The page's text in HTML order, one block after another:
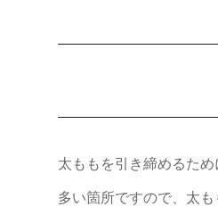
太ももを引き締めるため
多い箇所ですので、太